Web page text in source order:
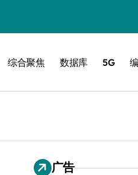
综合聚焦 数据库 5G
广告